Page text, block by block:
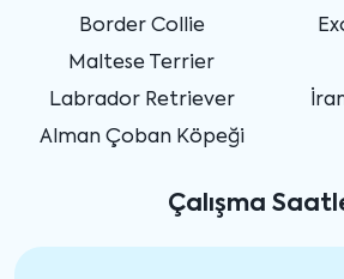
Border Collie
Maltese Terrier
Labrador Retriever
Alman Çoban Köpeği
Çalışma